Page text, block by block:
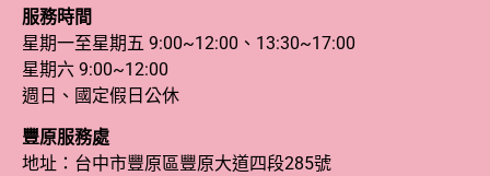
服務時間
星期一至星期五 9:00~12:00、13:30~17:00
星期六 9:00~12:00
週日、國定假日公休
豐原服務處
地址：台中市豐原區豐原大道四段285號